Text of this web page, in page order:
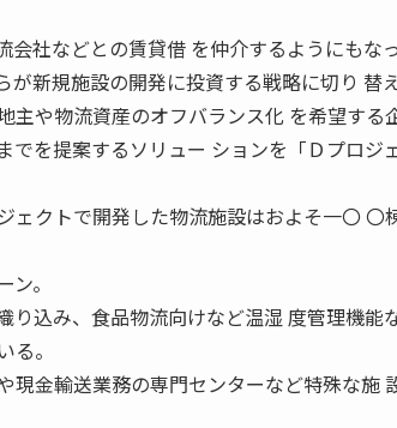
社などとの賃貸借 を仲介するようにもなっ
新規施設の開発に投資する戦略に切り 替え
主や物流資産のオフバランス化 を希望する
を提案するソリュー ションを「Ｄプロジ
クトで開発した物流施設はおよそ一〇 〇
。
込み、食品物流向けなど温湿 度管理機能
。
金輸送業務の専門センターなど特殊な施